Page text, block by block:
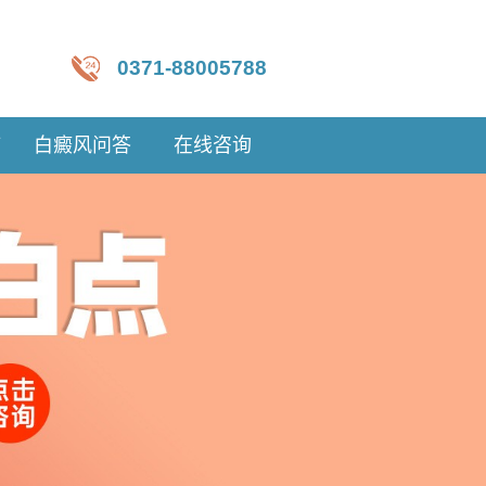
0371-88005788
白癜风问答 在线咨询